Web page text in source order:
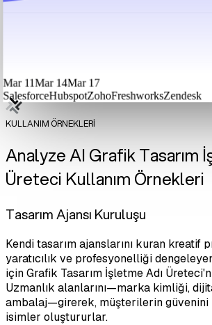
Mar 11Mar 14Mar 17
SalesforceHubspotZohoFreshworksZendesk
KULLANIM ÖRNEKLERİ
Analyze AI Grafik Tasarım
Üreteci Kullanım Örnekleri
Tasarım Ajansı Kuruluşu
Kendi tasarım ajanslarını kuran kreatif
yaratıcılık ve profesyonelliği
için Grafik Tasarım İşletme Adı
Uzmanlık alanlarını—marka kimliği,
ambalaj—girerek, müşterilerin güvenini
isimler oluştururlar.